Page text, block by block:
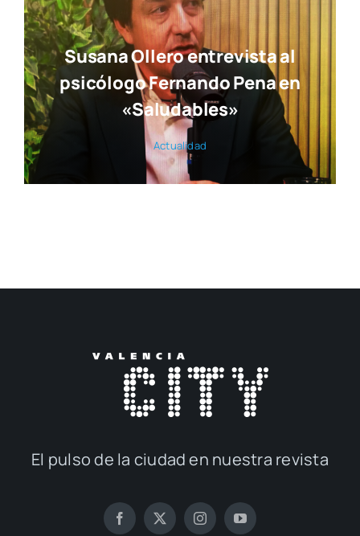
Susana Ollero entrevista al
psicólogo Fernando Pena en
«Saludables»
Actua­li­dad
El pul­so de la ciu­dad en nues­tra revis­ta